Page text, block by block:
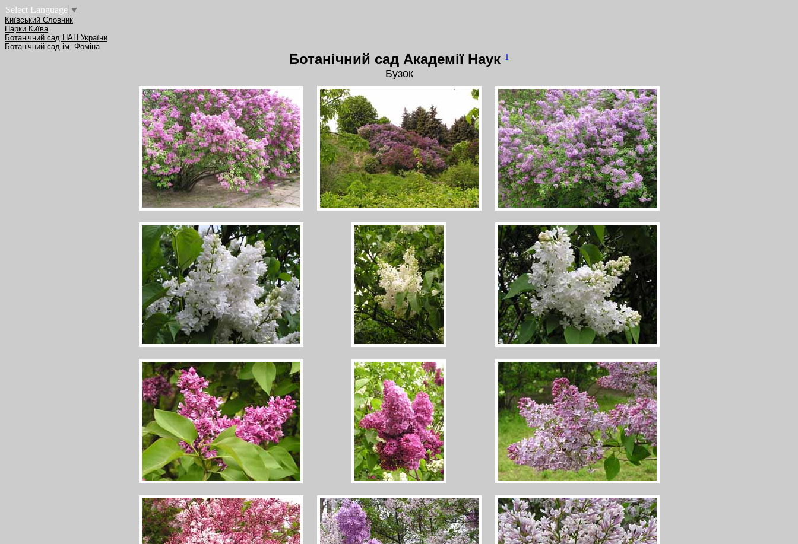
Select Language ▼
Київський Словник
Парки Київа
Ботанічний сад НАН України
Ботанічний сад ім. Фоміна
Ботанічний сад Академії Наук1
Бузок